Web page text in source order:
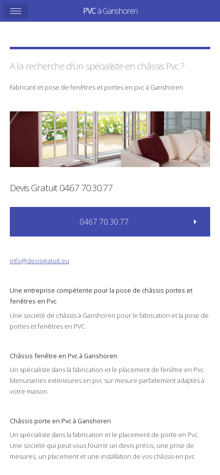
A la recherche d'un spécialiste en châssis Pvc?
Fabricant et pose de fenêtres et portes en pvc à Ganshoren
Devis Gratuit0467 70.30.77
0467 70.30.77
info@devisgratuit.eu
Une entreprise compétente pour la pose de châssis portes et
fenêtres en Pvc
Une société de châssisà Ganshoren pour le fabrication et la pose de
portes et fenêtres en PVC
Châssis fenêtre en Pvc à Ganshoren
Un spécialiste dans la fabrication et le placement de fenêtre en Pvc.
Menuiseries extérieures en pvc sur mesure parfaitement adaptés à
votre maison.
Châssis porte en Pvc à Ganshoren
Un spécialiste dans la fabrication et le placement de porte en Pvc.
Une société qui peut vous fournir un devis précis, une prise de
mesures, un placement et une installation de vos châssis en pvc
PVCà Ganshoren